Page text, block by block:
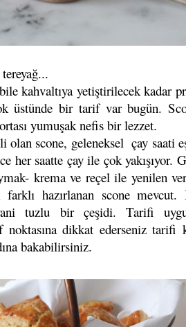
kahvaltıya yetiştirilecek kadar
üstünde bir tarif var bugün.
yumuşak nefis bir lezzet.
olan scone, geleneksel çay saati
her saatte çay ile çok yakışıyor.
krema ve reçel ile yenilen
farklı hazırlanan scone mevcut.
tuzlu bir çeşidi. Tarifi
noktasına dikkat ederseniz tarifi
bakabilirsiniz.